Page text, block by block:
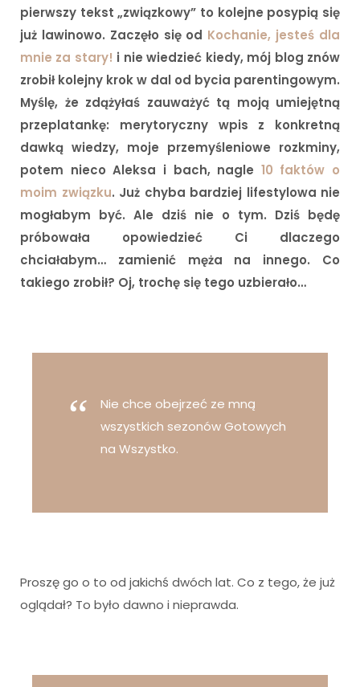
pierwszy tekst „związkowy” to kolejne posypią się
już lawinowo. Zaczęło się od Kochanie, jesteś dla
mnie za stary! i nie wiedzieć kiedy, mój blog znów
zrobił kolejny krok w dal od bycia parentingowym.
Myślę, że zdążyłaś zauważyć tą moją umiejętną
przeplatankę: merytoryczny wpis z konkretną
dawką wiedzy, moje przemyśleniowe rozkminy,
potem nieco Aleksa i bach, nagle 10 faktów o
moim związku. Już chyba bardziej lifestylowa nie
mogłabym być. Ale dziś nie o tym. Dziś będę
próbowała opowiedzieć Ci dlaczego
chciałabym… zamienić męża na innego. Co
takiego zrobił? Oj, trochę się tego uzbierało…
Nie chce obejrzeć ze mną
wszystkich sezonów Gotowych
na Wszystko.
Proszę go o to od jakichś dwóch lat. Co z tego, że już
oglądał? To było dawno i nieprawda.